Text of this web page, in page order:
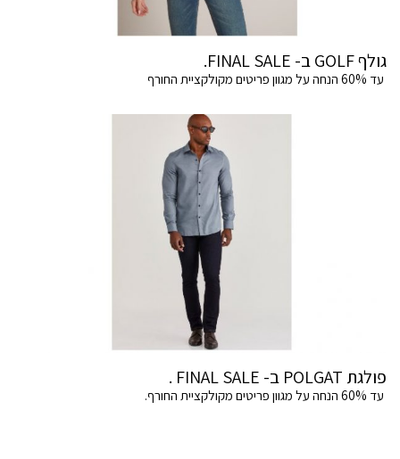
גולף GOLF ב- FINAL SALE.
עד 60% הנחה על מגוון פריטים מקולקציית החורף
פולגת POLGAT ב- FINAL SALE .
עד 60% הנחה על מגוון פריטים מקולקציית החורף.